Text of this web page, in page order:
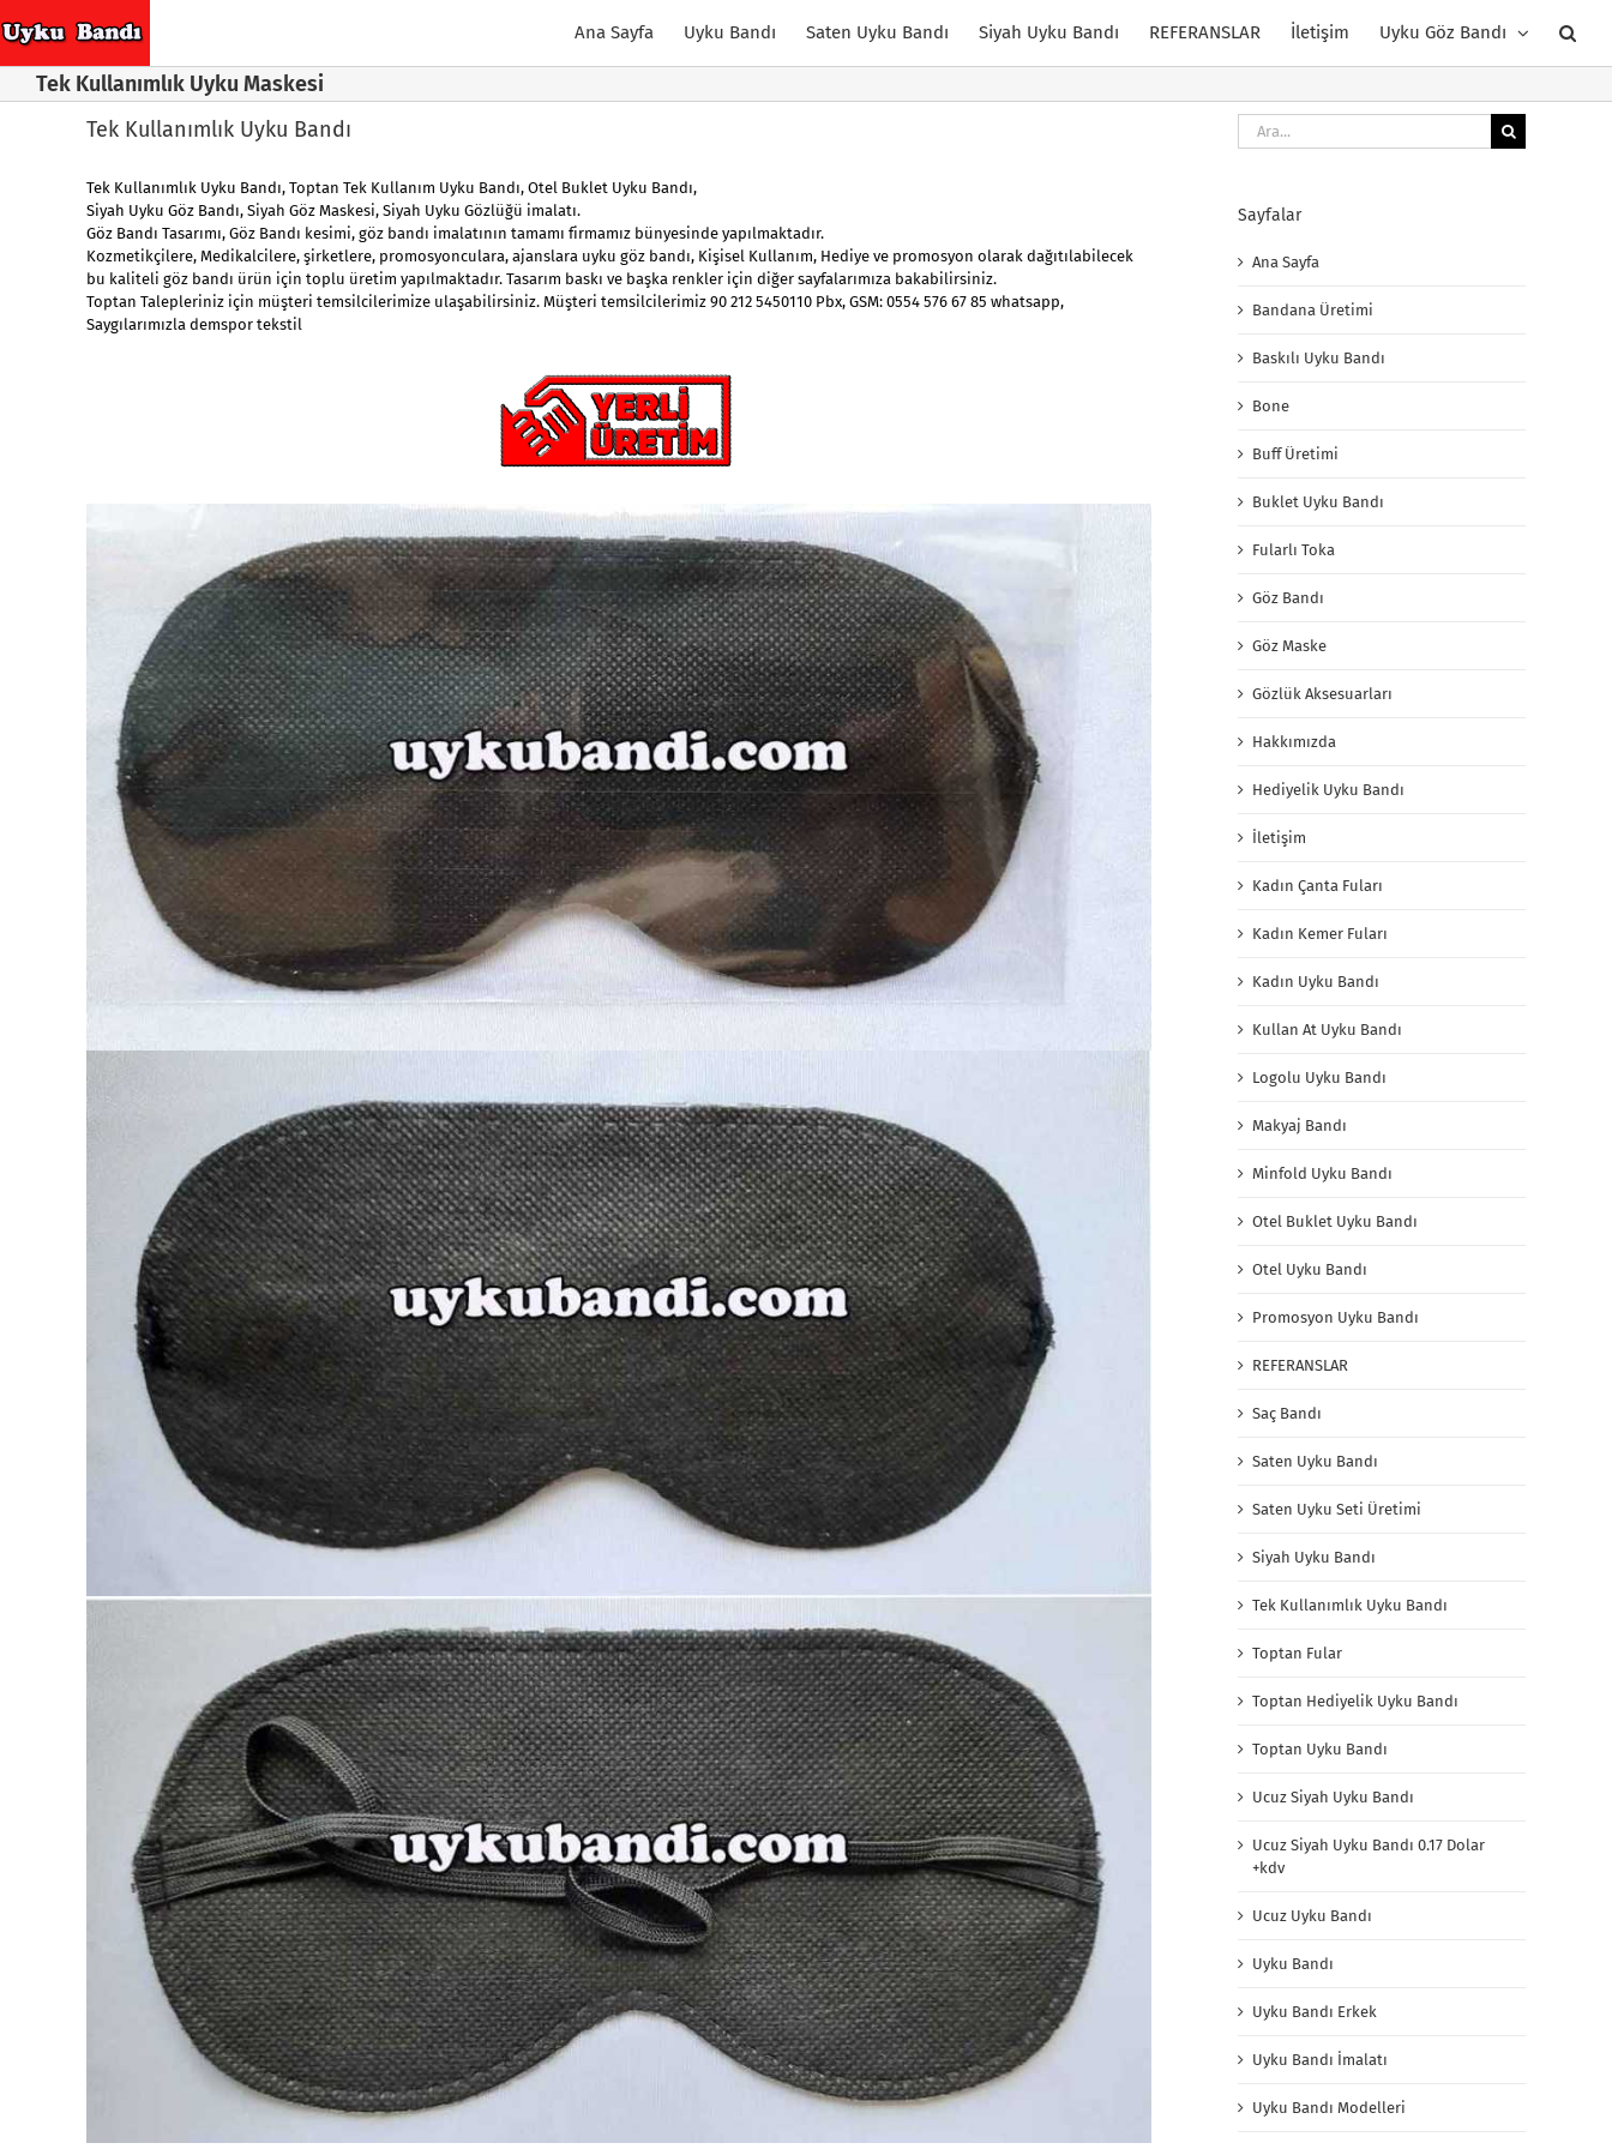
to
Ana Sayfa Uyku Bandı Saten Uyku Bandı Siyah Uyku Bandı REFERANSLAR İletişim Uyku Göz Bandı
Tek Kullanımlık Uyku Maskesi
Tek Kullanımlık Uyku Bandı
Tek Kullanımlık Uyku Bandı, Toptan Tek Kullanım Uyku Bandı, Otel Buklet Uyku Bandı,
Siyah Uyku Göz Bandı, Siyah Göz Maskesi, Siyah Uyku Gözlüğü imalatı.
Göz Bandı Tasarımı, Göz Bandı kesimi, göz bandı imalatının tamamı firmamız bünyesinde yapılmaktadır.
Kozmetikçilere, Medikalcilere, şirketlere, promosyonculara, ajanslara uyku göz bandı, Kişisel Kullanım, Hediye ve promosyon olarak dağıtılabilecek
bu kaliteli göz bandı ürün için toplu üretim yapılmaktadır. Tasarım baskı ve başka renkler için diğer sayfalarımıza bakabilirsiniz.
Toptan Talepleriniz için müşteri temsilcilerimize ulaşabilirsiniz. Müşteri temsilcilerimiz 90 212 5450110 Pbx, GSM: 0554 576 67 85 whatsapp,
Saygılarımızla demspor tekstil
Ara:
Sayfalar
Ana Sayfa
Bandana Üretimi
Baskılı Uyku Bandı
Bone
Buff Üretimi
Buklet Uyku Bandı
Fularlı Toka
Göz Bandı
Göz Maske
Gözlük Aksesuarları
Hakkımızda
Hediyelik Uyku Bandı
İletişim
Kadın Çanta Fuları
Kadın Kemer Fuları
Kadın Uyku Bandı
Kullan At Uyku Bandı
Logolu Uyku Bandı
Makyaj Bandı
Minfold Uyku Bandı
Otel Buklet Uyku Bandı
Otel Uyku Bandı
Promosyon Uyku Bandı
REFERANSLAR
Saç Bandı
Saten Uyku Bandı
Saten Uyku Seti Üretimi
Siyah Uyku Bandı
Tek Kullanımlık Uyku Bandı
Toptan Fular
Toptan Hediyelik Uyku Bandı
Toptan Uyku Bandı
Ucuz Siyah Uyku Bandı
Ucuz Siyah Uyku Bandı 0.17 Dolar
+kdv
Ucuz Uyku Bandı
Uyku Bandı
Uyku Bandı Erkek
Uyku Bandı İmalatı
Uyku Bandı Modelleri